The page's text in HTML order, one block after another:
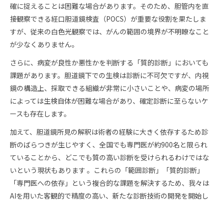
確に捉えることは困難な場合があります。そのため、胆管内を直
接観察できる経口胆道鏡検査（POCS）が重要な役割を果たしま
すが、従来の白色光観察では、がんの範囲の境界が不明瞭なこと
が少なくありません。
さらに、病変が良性か悪性かを判断する「質的診断」においても
課題があります。胆道鏡下での生検は診断に不可欠ですが、内視
鏡の構造上、採取できる組織が非常に小さいことや、病変の場所
によっては生検自体が困難な場合があり、確定診断に至らないケ
ースも存在します。
加えて、胆道鏡所見の解釈は術者の経験に大きく依存するため診
断のばらつきが生じやすく、全国でも専門医が約900名と限られ
ていることから、どこでも質の高い診断を受けられるわけではな
いという現状もあります 。これらの「範囲診断」「質的診断」
「専門医への依存」という複合的な課題を解決するため、我々は
AIを用いた客観的で精度の高い、新たな診断技術の開発を開始し